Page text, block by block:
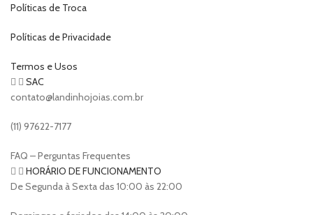
Políticas de Troca
Políticas de Privacidade
Termos e Usos
SAC
contato@landinhojoias.com.br
(11) 97622-7177
FAQ – Perguntas Frequentes
HORÁRIO DE FUNCIONAMENTO
De Segunda à Sexta das 10:00 às 22:00